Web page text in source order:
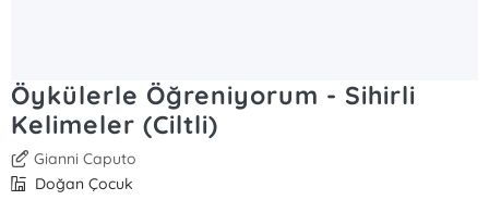
Öykülerle Öğreniyorum - Sihirli
Kelimeler (Ciltli)
Gianni Caputo
Doğan Çocuk